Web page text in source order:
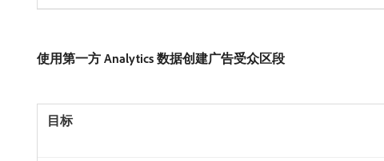
使用第一方 Analytics 数据创建广告受众区段